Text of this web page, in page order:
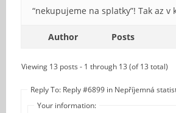
“nekupujeme na splatky”! Tak az v
Author Posts
Viewing 13 posts - 1 through 13 (of 13 total)
Reply To: Reply #6899 in Nepříjemná
Your information: